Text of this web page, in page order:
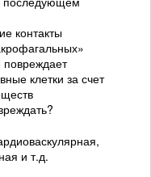
контакты
повреждает
клетки за счет
и т.д.